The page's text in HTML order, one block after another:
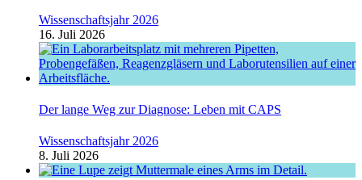
Wissenschaftsjahr 2026
16. Juli 2026
Der lange Weg zur Diagnose: Leben mit CAPS
Wissenschaftsjahr 2026
8. Juli 2026